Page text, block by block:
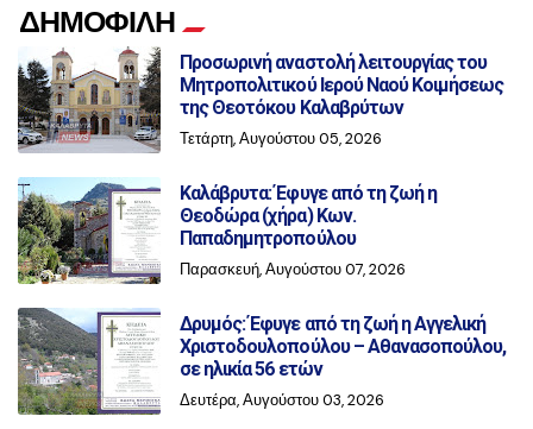
ΔΗΜΟΦΙΛΗ
Προσωρινή αναστολή λειτουργίας του
Μητροπολιτικού Ιερού Ναού Κοιμήσεως
της Θεοτόκου Καλαβρύτων
Τετάρτη, Αυγούστου 05, 2026
Καλάβρυτα: Έφυγε από τη ζωή η
Θεοδώρα (χήρα) Κων.
Παπαδημητροπούλου
Παρασκευή, Αυγούστου 07, 2026
Δρυμός: Έφυγε από τη ζωή η Αγγελική
Χριστοδουλοπούλου – Αθανασοπούλου,
σε ηλικία 56 ετών
Δευτέρα, Αυγούστου 03, 2026